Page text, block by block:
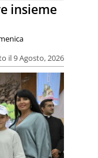
insieme
il 9 Agosto, 2026